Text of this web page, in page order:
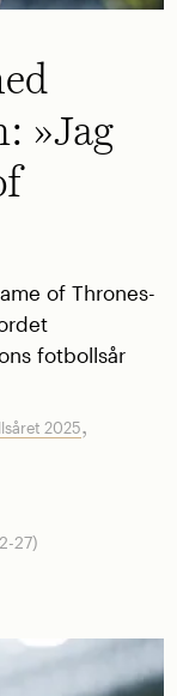
»Jag
of Thrones-
fotbollsår
2025,
27)